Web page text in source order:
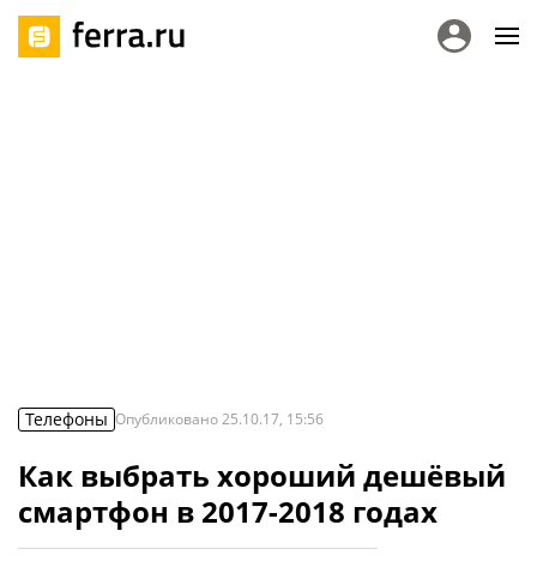
Телефоны Опубликовано25.10.17, 15:56
Как выбрать хороший дешёвый
смартфон в 2017-2018 годах